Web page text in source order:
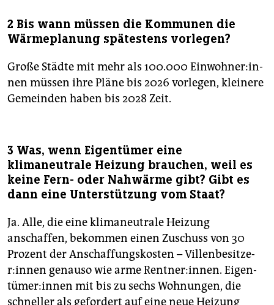
2 Bis wann müssen die Kommunen die
Wärmeplanung spätestens vorlegen?
Große Städte mit mehr als 100.000 Ein­woh­ne­r:in­
nen müssen ihre Pläne bis 2026 vorlegen, kleinere
Gemeinden haben bis 2028 Zeit.
3 Was, wenn Eigentümer eine
klimaneutrale Heizung brauchen, weil es
keine Fern- oder Nahwärme gibt? Gibt es
dann eine Unterstützung vom Staat?
Ja. Alle, die eine klimaneutrale Heizung
anschaffen, bekommen einen Zuschuss von 30
Prozent der Anschaffungskosten – Vil­len­be­sit­ze­
r:in­nen genauso wie arme Rent­ne­r:in­nen. Ei­gen­
tü­me­r:in­nen mit bis zu sechs Wohnungen, die
schneller als gefordert auf eine neue Heizung